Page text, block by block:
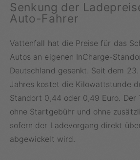
Senkung der
Auto-Fahrer
Vattenfall hat die Preise für das
Autos an eigenen InCharge-
Deutschland gesenkt. Seit dem
Jahres kostet die Kilowattstunde
Standort 0,44 oder 0,49 Euro. Der
ohne Startgebühr und ohne
sofern der Ladevorgang direkt
abgewickelt wird.